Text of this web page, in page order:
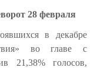
28 февраля
в декабре
во главе с
21,38% голосов,